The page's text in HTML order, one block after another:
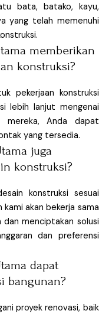
bata, batako, kayu,
yang telah memenuhi
memberikan
konstruksi?
pekerjaan konstruksi
lebih lanjut mengenai
mereka, Anda dapat
yang tersedia.
juga
konstruksi?
konstruksi sesuai
akan bekerja sama
dan menciptakan solusi
dan preferensi
dapat
bangunan?
proyek renovasi, baik